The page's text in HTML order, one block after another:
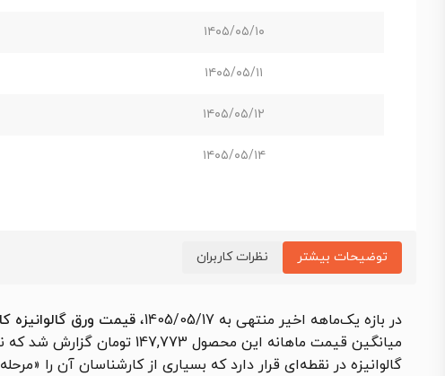
۱۴۰۵/۰۵/۱۰
۱۴۰۵/۰۵/۱۱
۱۴۰۵/۰۵/۱۲
۱۴۰۵/۰۵/۱۴
توضیحات بیشتر نظرات کاربران
در بازه یک‌ماهه اخیر منتهی به 1405/05/17، قیمت ورق گالوانیزه کاشان
میانگین قیمت ماهانه این محصول 147,773 تومان گزارش شد که نسبت به بازه مشابه قبلی
گالوانیزه در نقطه‌ای قرار دارد که بسیاری از کارشناسان آن را